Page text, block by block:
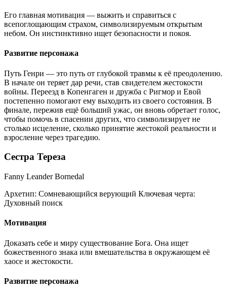
Его главная мотивация — выжить и справиться с
всепоглощающим страхом, символизируемым открытым
небом. Он инстинктивно ищет безопасности и покоя.
Развитие персонажа
Путь Генри — это путь от глубокой травмы к её преодолению.
В начале он теряет дар речи, став свидетелем жестокости
войны. Переезд в Копенгаген и дружба с Ригмор и Евой
постепенно помогают ему выходить из своего состояния. В
финале, пережив ещё больший ужас, он вновь обретает голос,
чтобы помочь в спасении других, что символизирует не
столько исцеление, сколько принятие жестокой реальности и
взросление через трагедию.
Сестра Тереза
Fanny Leander Bornedal
Архетип: Сомневающийся верующий Ключевая черта:
Духовный поиск
Мотивация
Доказать себе и миру существование Бога. Она ищет
божественного знака или вмешательства в окружающем её
хаосе и жестокости.
Развитие персонажа